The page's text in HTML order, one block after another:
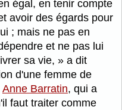
égal, en tenir compte
avoir des égards pour
lui ; mais ne pas en
et ne pas lui
livrer sa vie,
a dit
d'une femme de
Anne Barratin, qui a
faut traiter comme